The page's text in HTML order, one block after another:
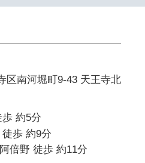
区南河堀町9-43 天王寺北
約5分
歩 約9分
倍野 徒歩 約11分